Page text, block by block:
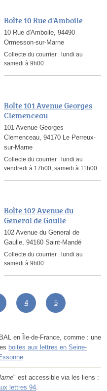
Boîte 10 Rue d'Amboile
10 Rue d'Amboile, 94490
Ormesson-sur-Marne
Collecte du courrier : lundi au
samedi à 9h00
Boîte 101 Avenue Georges
Clemenceau
101 Avenue Georges
Clemenceau, 94170 Le Perreux-
sur-Marne
Collecte du courrier : lundi au
vendredi à 17h00, samedi à 11h00
Boîte 102 Avenue du
General de Gaulle
102 Avenue du General de
Gaulle, 94160 Saint-Mandé
Collecte du courrier : lundi au
samedi à 9h00
4 5
en Île-de-France, comme : une
boites aux lettres en Seine-
.
" est accessible via les liens :
lettres 94.